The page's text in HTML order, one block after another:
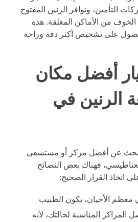
التأمين، وتوافر الرنين المفتوح
الخوف من الأماكن المغلقة. هذه
على تشخيص أكثر دقة وراحة
أفضل مكان
الرنين في
عن أفضل مركز أو مستشفى
فهناك بعض النصائح
اتخاذ القرار الصحيح:
معظم الأحيان، يكون الطبيب
المراكز المناسبة لحالتك، لأنه